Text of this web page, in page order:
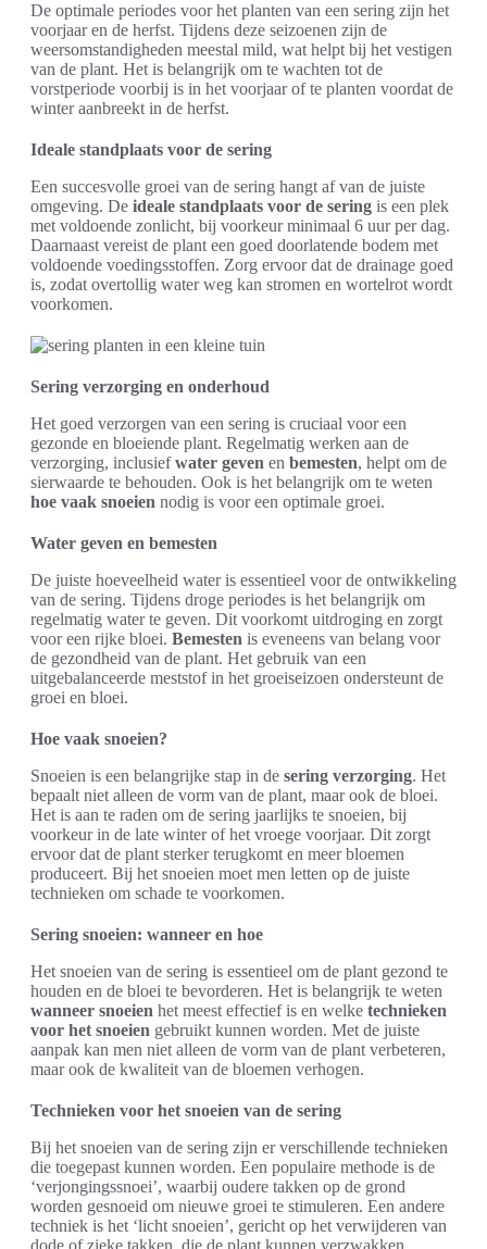
De optimale periodes voor het planten van een sering zijn het
voorjaar en de herfst. Tijdens deze seizoenen zijn de
weersomstandigheden meestal mild, wat helpt bij het vestigen
van de plant. Het is belangrijk om te wachten tot de
vorstperiode voorbij is in het voorjaar of te planten voordat de
winter aanbreekt in de herfst.
Ideale standplaats voor de sering
Een succesvolle groei van de sering hangt af van de juiste
omgeving. De ideale standplaats voor de sering is een plek
met voldoende zonlicht, bij voorkeur minimaal 6 uur per dag.
Daarnaast vereist de plant een goed doorlatende bodem met
voldoende voedingsstoffen. Zorg ervoor dat de drainage goed
is, zodat overtollig water weg kan stromen en wortelrot wordt
voorkomen.
Sering verzorging en onderhoud
Het goed verzorgen van een sering is cruciaal voor een
gezonde en bloeiende plant. Regelmatig werken aan de
verzorging, inclusiefwater geven en bemesten, helpt om de
sierwaarde te behouden. Ook is het belangrijk om te weten
hoe vaak snoeien nodig is voor een optimale groei.
Water geven en bemesten
De juiste hoeveelheid water is essentieel voor de ontwikkeling
van de sering. Tijdens droge periodes is het belangrijk om
regelmatig water te geven. Dit voorkomt uitdroging en zorgt
voor een rijke bloei. Bemesten is eveneens van belang voor
de gezondheid van de plant. Het gebruik van een
uitgebalanceerde meststof in het groeiseizoen ondersteunt de
groei en bloei.
Hoe vaak snoeien?
Snoeien is een belangrijke stap in de sering verzorging. Het
bepaalt niet alleen de vorm van de plant, maar ook de bloei.
Het is aan te raden om de sering jaarlijks te snoeien, bij
voorkeur in de late winter of het vroege voorjaar. Dit zorgt
ervoor dat de plant sterker terugkomt en meer bloemen
produceert. Bij het snoeien moet men letten op de juiste
technieken om schade te voorkomen.
Sering snoeien: wanneer en hoe
Het snoeien van de sering is essentieel om de plant gezond te
houden en de bloei te bevorderen. Het is belangrijk te weten
wanneer snoeien het meest effectief is en welke technieken
voor het snoeien gebruikt kunnen worden. Met de juiste
aanpak kan men niet alleen de vorm van de plant verbeteren,
maar ook de kwaliteit van de bloemen verhogen.
Technieken voor het snoeien van de sering
Bij het snoeien van de sering zijn er verschillende technieken
die toegepast kunnen worden. Een populaire methode is de
‘verjongingssnoei’, waarbij oudere takken op de grond
worden gesnoeid om nieuwe groei te stimuleren. Een andere
techniek is het ‘licht snoeien’, gericht op het verwijderen van
dode of zieke takken, die de plant kunnen verzwakken.